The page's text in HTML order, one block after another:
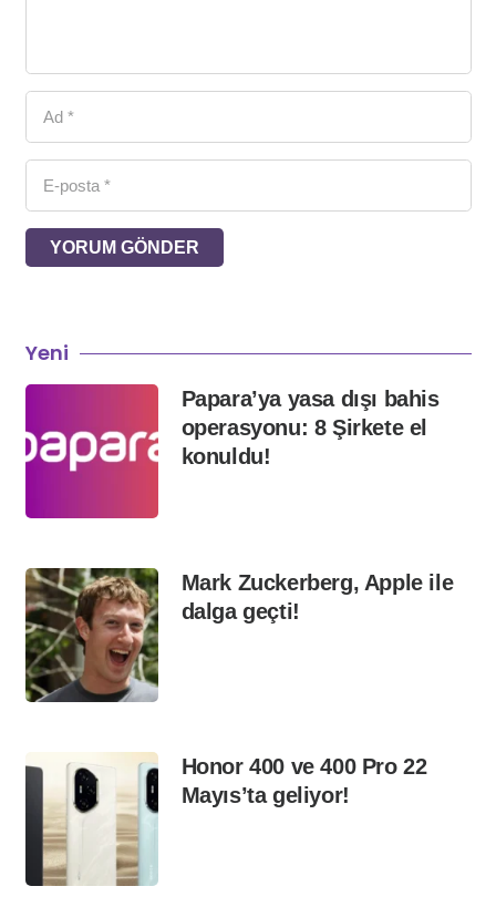
YORUM GÖNDER
Yeni
Papara’ya yasa dışı bahis
operasyonu: 8 Şirkete el
konuldu!
Mark Zuckerberg, Apple ile
dalga geçti!
Honor 400 ve 400 Pro 22
Mayıs’ta geliyor!